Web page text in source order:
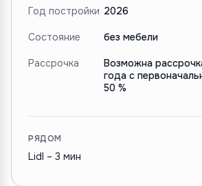
Год постройки 2026
Состояние без мебели
Рассрочка
Возможна
года с
50 %
РЯДОМ
Lidl – 3 мин